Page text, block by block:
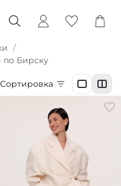
по Бирску
Сортировка